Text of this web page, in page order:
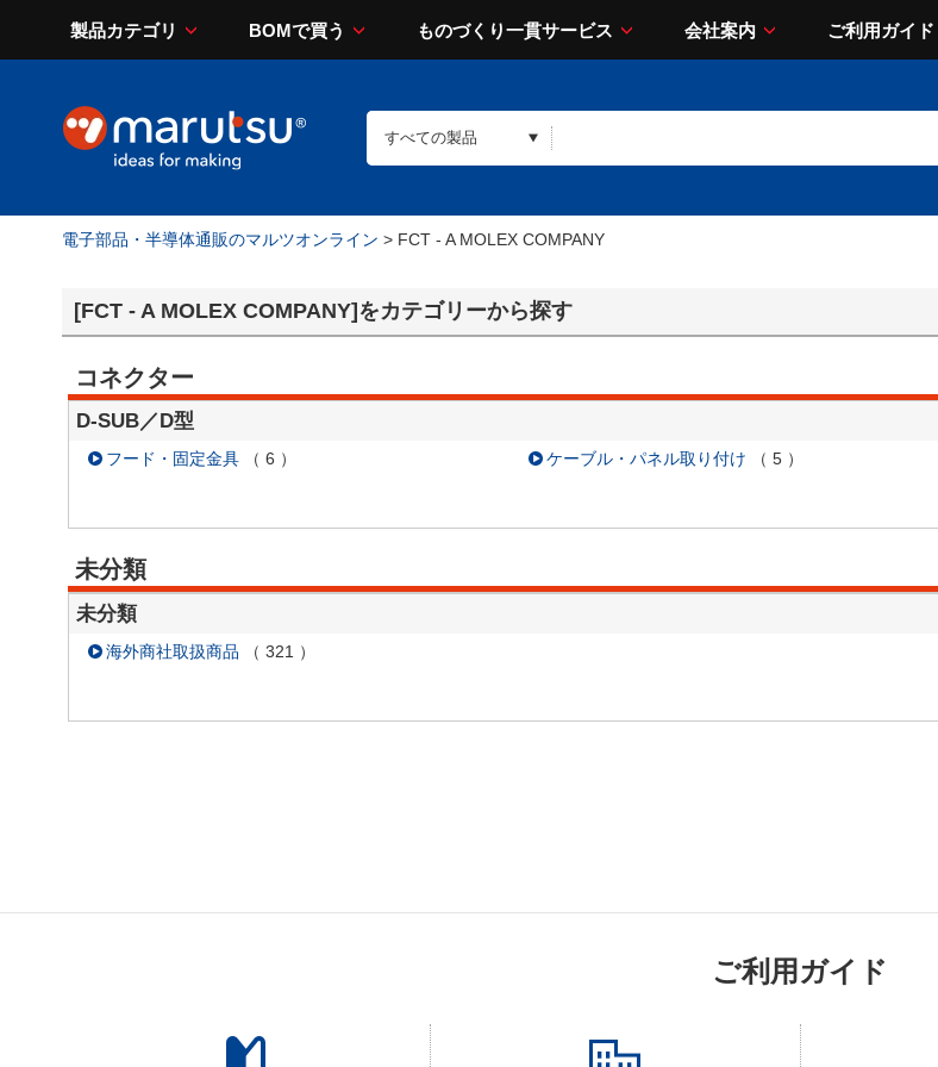
製品カテゴリ BOMで買う ものづくり一貫サービス 会社案内 ご利用ガイド
電子部品・半導体通販のマルツオンライン > FCT - A MOLEX COMPANY
[FCT - A MOLEX COMPANY]をカテゴリーから探す
コネクター
D-SUB／D型
フード・固定金具 （ 6 ） ケーブル・パネル取り付け （ 5 ）
未分類
未分類
海外商社取扱商品 （ 321 ）
ご利用ガイド